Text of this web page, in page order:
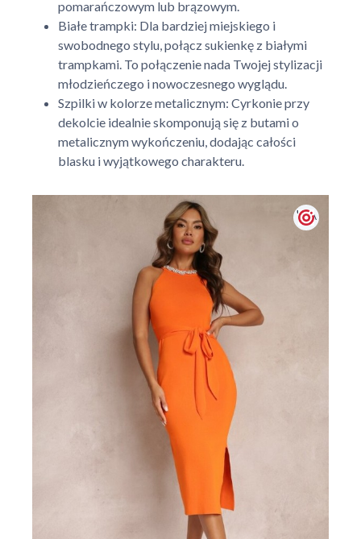
pomarańczowym lub brązowym.
Białe trampki: Dla bardziej miejskiego i
swobodnego stylu, połącz sukienkę z białymi
trampkami. To połączenie nada Twojej stylizacji
młodzieńczego i nowoczesnego wyglądu.
Szpilki w kolorze metalicznym: Cyrkonie przy
dekolcie idealnie skomponują się z butami o
metalicznym wykończeniu, dodając całości
blasku i wyjątkowego charakteru.
' + \